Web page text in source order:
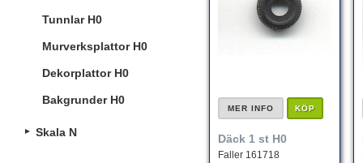
Tunnlar H0
Murverksplattor H0
Dekorplattor H0
Bakgrunder H0
Skala N
MER INFO KÖP
Däck 1 st H0
Faller 161718